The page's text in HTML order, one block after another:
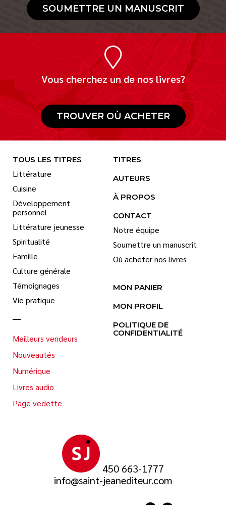
SOUMETTRE UN MANUSCRIT
Vous cherchez un de nos livres?
TROUVER OÙ ACHETER
450 663-1777
info@saint-jeanediteur.com
TOUS LES TITRES
Littérature
Cuisine
Développement
personnel
Littérature jeunesse
Spiritualité
Famille
Culture générale
Témoignages
Vie pratique
Meilleurs vendeurs
Nouveautés
Numérique
Livres audio
Page vedette
TITRES
AUTEURS
À PROPOS
CONTACT
Notre équipe
Soumettre un manuscrit
Où acheter nos livres
MON PANIER
MON PROFIL
POLITIQUE DE
CONFIDENTIALITÉ